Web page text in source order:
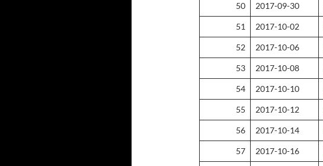
50 2017-09-30
51 2017-10-02
52 2017-10-06
53 2017-10-08
54 2017-10-10
55 2017-10-12
56 2017-10-14
57 2017-10-16